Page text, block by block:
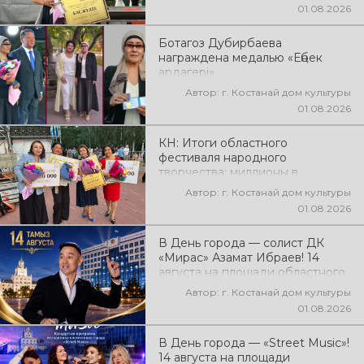
01.08.2026
Ботагоз Дубирбаева
награждена медалью «Еңбек
ардагері»
Автор: г. Костанай дом культуры
01.08.2026
КН: Итоги областного
фестиваля народного
творчества: миллионы в
культуруАвтор: г. Костанай дом культуры
01.08.2026
В День города — солист ДК
«Мирас» Азамат Ибраев! 14
августа на площади областного
акимата состоится концертная
программа Азамата Ибраева!
Вас ждут любимые песни,
яркое выступление, мощная
энергия и праздничное
настроение!
Автор: г. Костанай дом культуры
01.08.2026
В День города — «Street Music»!
14 августа на площади